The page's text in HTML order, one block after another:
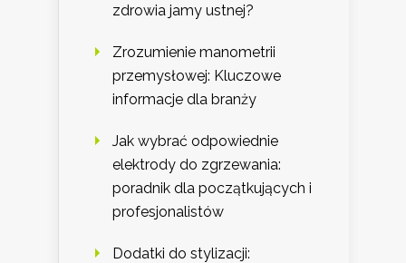
zdrowia jamy ustnej?
Zrozumienie manometrii
przemysłowej: Kluczowe
informacje dla branży
Jak wybrać odpowiednie
elektrody do zgrzewania:
poradnik dla początkujących i
profesjonalistów
Dodatki do stylizacji: